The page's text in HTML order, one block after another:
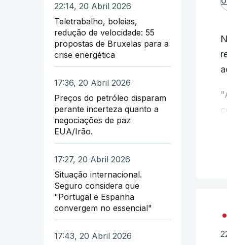
22:14, 20 Abril 2026
Teletrabalho, boleias,
redução de velocidade: 55
propostas de Bruxelas para a
crise energética
17:36, 20 Abril 2026
Preços do petróleo disparam
perante incerteza quanto a
negociações de paz
EUA/Irão.
17:27, 20 Abril 2026
Situação internacional.
Seguro considera que
"Portugal e Espanha
convergem no essencial"
17:43, 20 Abril 2026